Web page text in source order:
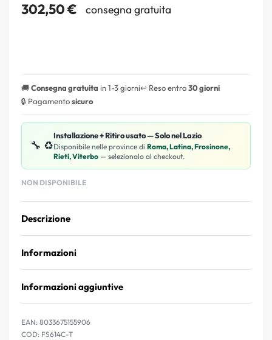
302,50€ consegna gratuita
🚚Consegna gratuita in 1-3 giorni↩️ Reso entro30 giorni
🔒 Pagamentosicuro
🔧 ♻️
Installazione + Ritiro usato — Solo nel Lazio
Disponibile nelle province di Roma, Latina, Frosinone,
Rieti, Viterbo — selezionalo al checkout.
NON DISPONIBILE
Descrizione
Informazioni
Informazioni aggiuntive
EAN: 8033675155906
FS614C-T